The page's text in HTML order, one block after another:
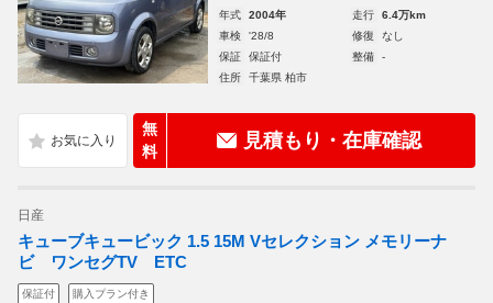
年式 2004年 走行
6.4万km
車検
'28/8 修復
なし
保証
保証付 整備
-
住所
千葉県 柏市
無
料
見積もり・在庫確認
日産
キューブキュービック 1.5 15M Vセレクション メモリーナ
ビ ワンセグTV ETC
保証付 購入プラン付き